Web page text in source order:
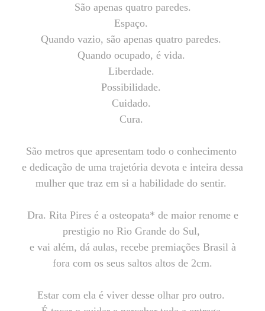
São apenas quatro paredes.
Espaço.
Quando vazio, são apenas quatro paredes.
Quando ocupado, é vida.
Liberdade.
Possibilidade.
Cuidado.
Cura.
São metros que apresentam todo o conhecimento
e dedicação de uma trajetória devota e inteira dessa
mulher que traz em si a habilidade do sentir.
Dra. Rita Pires é a osteopata* de maior renome e
prestigio no Rio Grande do Sul,
e vai além, dá aulas, recebe premiações Brasil à
fora com os seus saltos altos de 2cm.
Estar com ela é viver desse olhar pro outro.